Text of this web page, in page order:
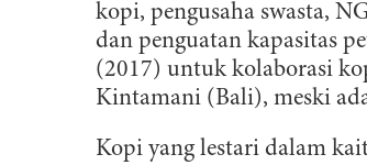
kopi, pengusaha swasta,
dan penguatan kapasitas
(2017) untuk kolaborasi
Kintamani (Bali), meski
Kopi yang lestari dalam